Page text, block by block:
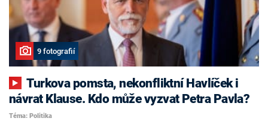
9 fotografií
Turkova pomsta, nekonfliktní Havlíček i
návrat Klause. Kdo může vyzvat Petra Pavla?
Téma: Politika